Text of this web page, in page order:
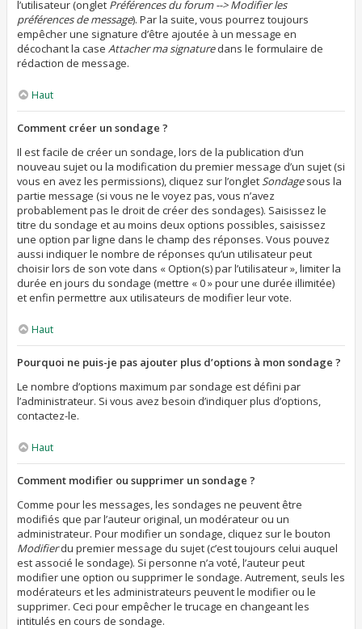
l’utilisateur (onglet Préférences du forum --> Modifier les
préférences de message). Par la suite, vous pourrez toujours
empêcher une signature d’être ajoutée à un message en
décochant la case Attacher ma signaturedans le formulaire de
rédaction de message.
Haut
Comment créer un sondage ?
Il est facile de créer un sondage, lors de la publication d’un
nouveau sujet ou la modification du premier message d’un sujet (si
vous en avez les permissions), cliquez sur l’ongletSondagesous la
partie message (si vous ne le voyez pas, vous n’avez
probablement pas le droit de créer des sondages). Saisissez le
titre du sondage et au moins deux options possibles, saisissez
une option par ligne dans le champ des réponses. Vous pouvez
aussi indiquer le nombre de réponses qu’un utilisateur peut
choisir lors de son vote dans « Option(s) par l’utilisateur », limiter la
durée en jours du sondage (mettre « 0 » pour une durée illimitée)
et enfin permettre aux utilisateurs de modifier leur vote.
Haut
Pourquoi ne puis-je pas ajouter plus d’options à mon sondage ?
Le nombre d’options maximum par sondage est défini par
l’administrateur. Si vous avez besoin d’indiquer plus d’options,
contactez-le.
Haut
Comment modifier ou supprimer un sondage ?
Comme pour les messages, les sondages ne peuvent être
modifiés que par l’auteur original, un modérateur ou un
administrateur. Pour modifier un sondage, cliquez sur le bouton
Modifierdu premier message du sujet (c’est toujours celui auquel
est associé le sondage). Si personne n’a voté, l’auteur peut
modifier une option ou supprimer le sondage. Autrement, seuls les
modérateurs et les administrateurs peuvent le modifier ou le
supprimer. Ceci pour empêcher le trucage en changeant les
intitulés en cours de sondage.